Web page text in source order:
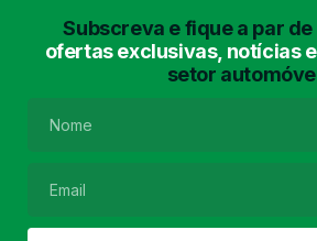
Subscreva e fique a par de
ofertas exclusivas, notícias
setor
Lavagem de Chassis